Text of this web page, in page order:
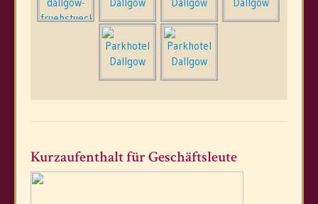
Kurzaufenthalt für Geschäftsleute